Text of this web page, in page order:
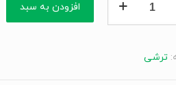
افزودن به سبد
ترشی